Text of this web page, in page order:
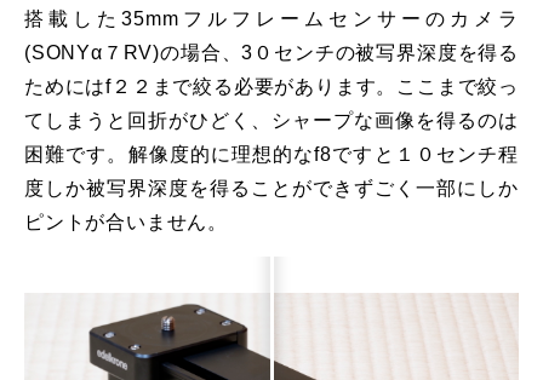
搭載した35mmフルフレームセンサーのカメラ
(SONYα７RV)の場合、3０センチの被写界深度を得る
ためにはf２２まで絞る必要があります。ここまで絞っ
てしまうと回折がひどく、シャープな画像を得るのは
困難です。解像度的に理想的なf8ですと１０センチ程
度しか被写界深度を得ることができずごく一部にしか
ピントが合いません。